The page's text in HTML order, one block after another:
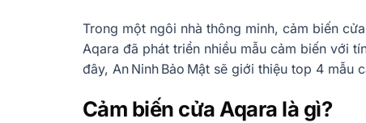
Trong một ngôi nhà thông minh, cảm biến
Aqara đã phát triển nhiều mẫu cảm biến với
đây, An Ninh Bảo Mật sẽ giới thiệu top 4
Cảm biến cửa Aqara là gì?